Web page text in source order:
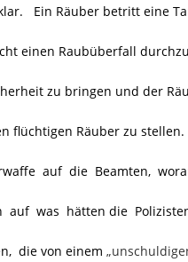
Ein Räuber betritt eine
einen Raubüberfall
zu bringen und der
flüchtigen Räuber zu
auf die Beamten,
was hätten die
die von einem